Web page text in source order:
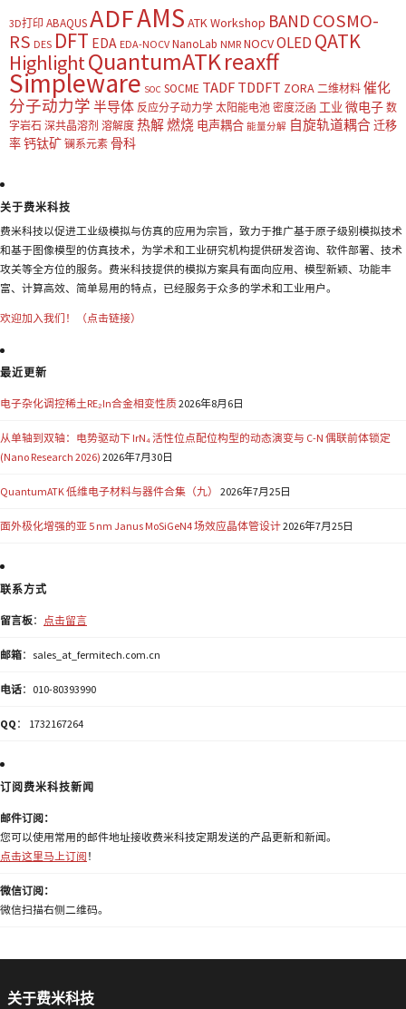
3D打印 ABAQUSADFAMS ATK Workshop BAND COSMO-
RS DES DFT EDA EDA-NOCV NanoLab NMR NOCVOLED QATK
HighlightQuantumATKreaxff
Simpleware SOC SOCME TADF TDDFT ZORA 二维材料 催化
分子动力学 半导体 反应分子动力学 太阳能电池 密度泛函 工业 微电子 数
字岩石 深共晶溶剂 溶解度 热解燃烧 电声耦合 能量分解 自旋轨道耦合迁移
率钙钛矿 镧系元素 骨科
关于费米科技
费米科技以促进工业级模拟与仿真的应用为宗旨，致力于推广基于原子级别模拟技术
和基于图像模型的仿真技术，为学术和工业研究机构提供研发咨询、软件部署、技术
攻关等全方位的服务。费米科技提供的模拟方案具有面向应用、模型新颖、功能丰
富、计算高效、简单易用的特点，已经服务于众多的学术和工业用户。
欢迎加入我们！（点击链接）
最近更新
电子杂化调控稀土RE₂In合金相变性质2026年8月6日
从单轴到双轴：电势驱动下 IrN₄ 活性位点配位构型的动态演变与 C-N 偶联前体锁定
(Nano Research 2026) 2026年7月30日
QuantumATK 低维电子材料与器件合集（九） 2026年7月25日
面外极化增强的亚 5 nm Janus MoSiGeN4 场效应晶体管设计2026年7月25日
联系方式
留言板： 点击留言
邮箱：sales_at_fermitech.com.cn
电话：010-80393990
QQ ： 1732167264
订阅费米科技新闻
邮件订阅：
您可以使用常用的邮件地址接收费米科技定期发送的产品更新和新闻。
点击这里马上订阅 ！
微信订阅：
微信扫描右侧二维码。
关于费米科技